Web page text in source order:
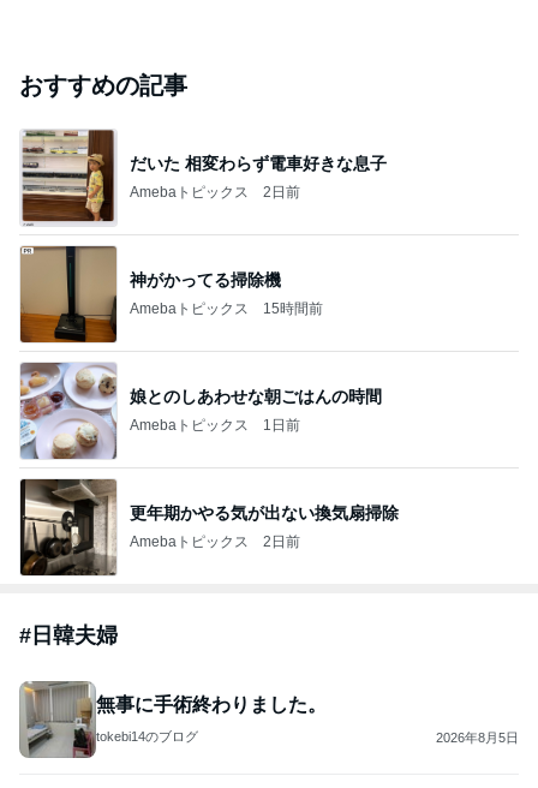
おすすめの記事
だいた 相変わらず電車好きな息子
Amebaトピックス 2日前
神がかってる掃除機
Amebaトピックス 15時間前
娘とのしあわせな朝ごはんの時間
Amebaトピックス 1日前
更年期かやる気が出ない換気扇掃除
Amebaトピックス 2日前
# 日韓夫婦
無事に手術終わりました。
tokebi14のブログ 2026年8月5日